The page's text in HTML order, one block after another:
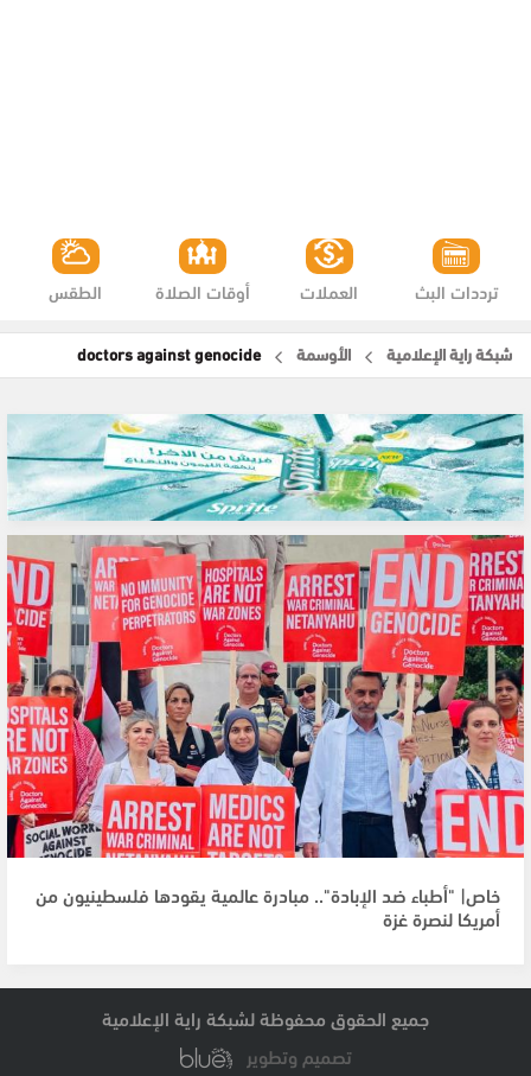
الطقس أوقات الصلاة العملات ترددات البث
شبكة راية الإعلامية الأوسمة doctors against genocide
خاص| "أطباء ضد الإبادة".. مبادرة عالمية يقودها فلسطينيون من
أمريكا لنصرة غزة
جميع الحقوق محفوظة لشبكة راية الإعلامية
تصميم وتطوير